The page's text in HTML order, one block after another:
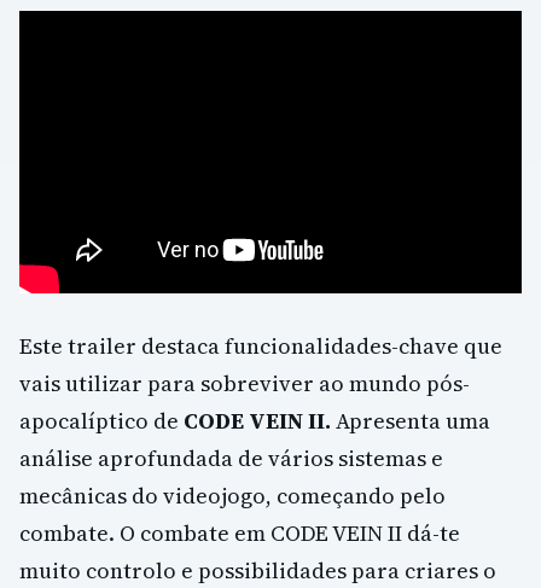
Este trailer destaca funcionalidades-chave que
vais utilizar para sobreviver ao mundo pós-
apocalíptico de CODE VEIN II. Apresenta uma
análise aprofundada de vários sistemas e
mecânicas do videojogo, começando pelo
combate. O combate em CODE VEIN II dá-te
muito controlo e possibilidades para criares o